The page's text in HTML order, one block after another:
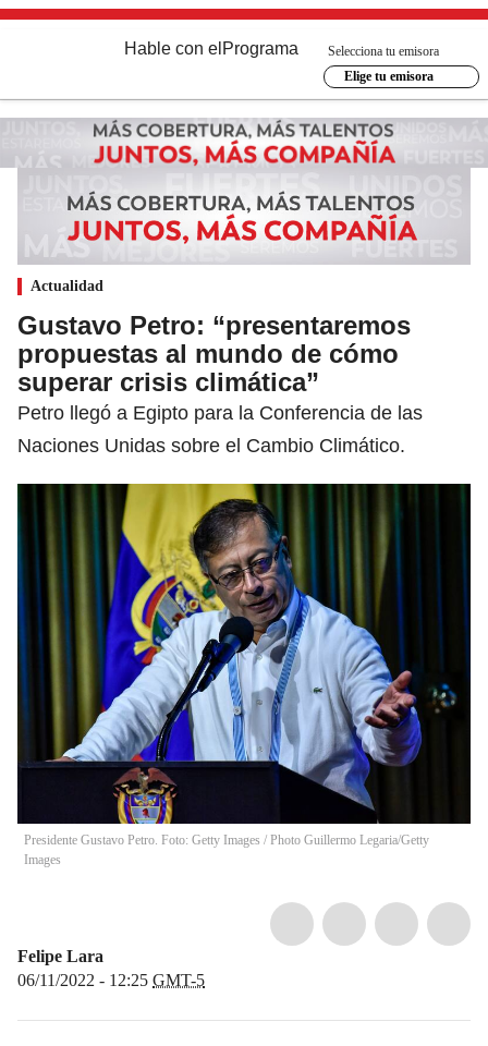
Hable con el Programa
Selecciona tu emisora
Elige tu emisora
Actualidad
Gustavo Petro: “presentaremos
propuestas al mundo de cómo
superar crisis climática”
Petro llegó a Egipto para la Conferencia de las
Naciones Unidas sobre el Cambio Climático.
Presidente Gustavo Petro. Foto: Getty Images / Photo Guillermo Legaria/Getty
Images
Felipe Lara
06/11/2022 - 12:25 GMT-5